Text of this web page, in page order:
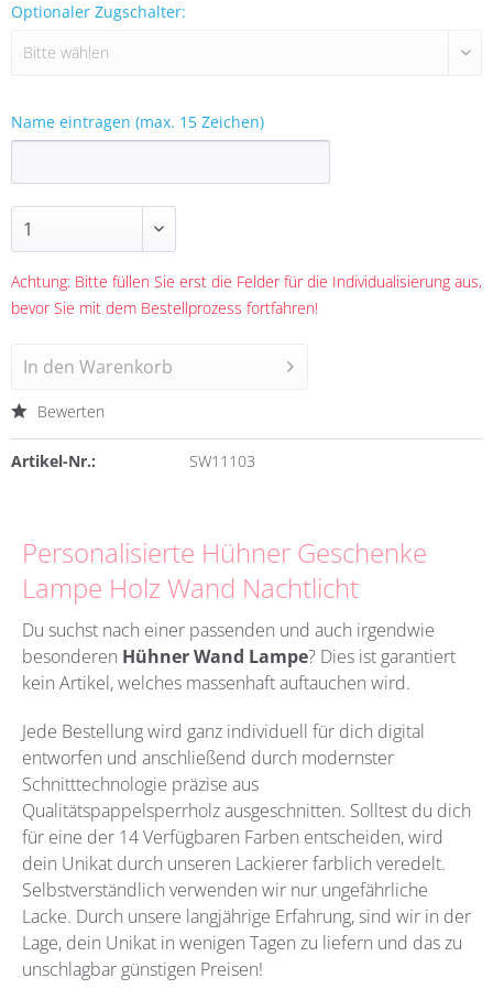
Optionaler Zugschalter:
Name eintragen (max. 15 Zeichen)
Achtung: Bitte füllen Sie erst die Felder für die Individualisierung aus,
bevor Sie mit dem Bestellprozess fortfahren!
In den Warenkorb
Bewerten
Artikel-Nr.: SW11103
Personalisierte Hühner Geschenke
Lampe Holz Wand Nachtlicht
Du suchst nach einer passenden und auch irgendwie
besonderen Hühner Wand Lampe? Dies ist garantiert
kein Artikel, welches massenhaft auftauchen wird.
Jede Bestellung wird ganz individuell für dich digital
entworfen und anschließend durch modernster
Schnitttechnologie präzise aus
Qualitätspappelsperrholzausgeschnitten. Solltest du dich
für eine der 14 Verfügbaren Farben entscheiden, wird
dein Unikat durch unseren Lackierer farblich veredelt.
Selbstverständlich verwenden wir nur ungefährliche
Lacke. Durch unsere langjährige Erfahrung, sind wir in der
Lage, dein Unikat in wenigen Tagen zu liefern und das zu
unschlagbar günstigen Preisen!